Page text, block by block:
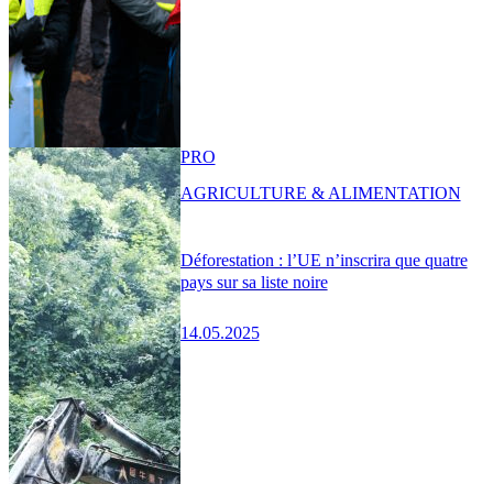
Déforestation : l’UE n’inscrira que quatre
pays sur sa liste noire
14.05.2025
PRO
AGRICULTURE & ALIMENTATION